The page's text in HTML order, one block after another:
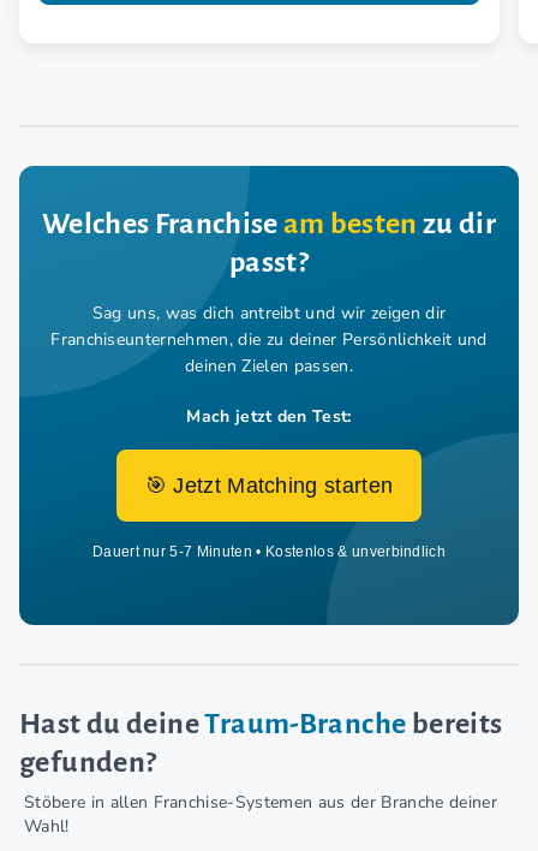
Welches Franchiseam besten zu dir
passt?
Sag uns, was dich antreibt und wir zeigen dir
Franchiseunternehmen, die zu deiner Persönlichkeit und
deinen Zielen passen.
Mach jetzt den Test:
🎯 Jetzt Matching starten
Dauert nur 5-7 Minuten • Kostenlos & unverbindlich
Hast du deineTraum-Branche bereits
gefunden?
Stöbere in allen Franchise-Systemen aus der Branche deiner
Wahl!